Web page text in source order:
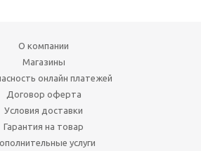
О компании
Магазины
онлайн платежей
Договор оферта
Условия доставки
Гарантия на товар
услуги